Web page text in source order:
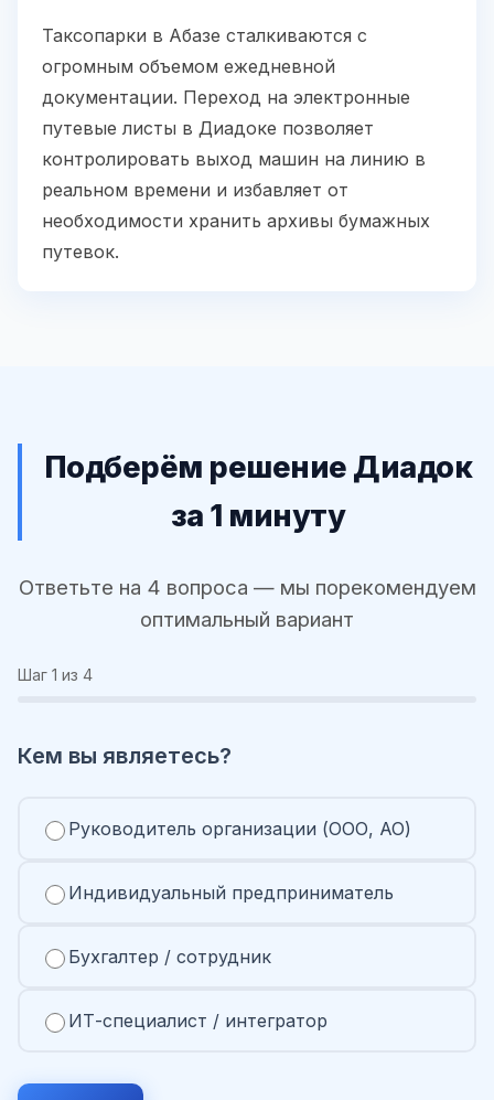
Таксопарки в Абазе сталкиваются с
огромным объемом ежедневной
документации. Переход на электронные
путевые листы в Диадоке позволяет
контролировать выход машин на линию в
реальном времени и избавляет от
необходимости хранить архивы бумажных
путевок.
Подберём решение Диадок
за 1 минуту
Ответьте на 4 вопроса — мы порекомендуем
оптимальный вариант
Шаг 1 из 4
Кем вы являетесь?
Руководитель организации (ООО, АО)
Индивидуальный предприниматель
Бухгалтер / сотрудник
ИТ-специалист / интегратор